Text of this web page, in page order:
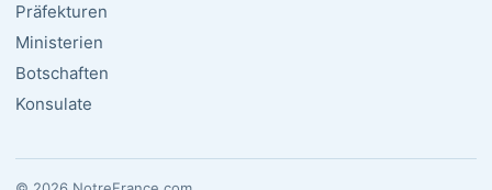
Präfekturen
Ministerien
Botschaften
Konsulate